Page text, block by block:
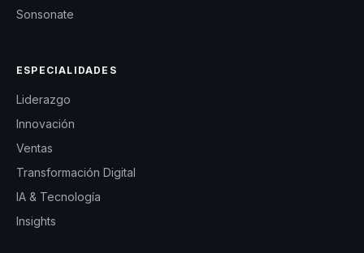
Sonsonate
ESPECIALIDADES
Liderazgo
Innovación
Ventas
Transformación Digital
IA & Tecnología
Insights